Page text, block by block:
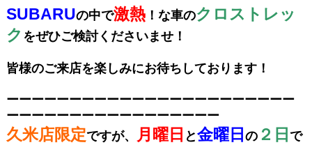
SUBARUの中で激熱！な車のクロストレッ
ク をぜひご検討くださいませ！
皆様のご来店を楽しみにお待ちしております！
ーーーーーーーーーーーーーーーーーーーーーーー
ーーーーーーーーーーーーーーーーー
久米店限定ですが、 月曜日 と金曜日 の２日 で